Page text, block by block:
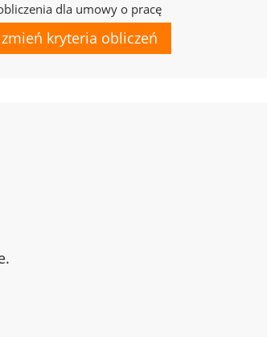
dla umowy o pracę
zmień kryteria obliczeń